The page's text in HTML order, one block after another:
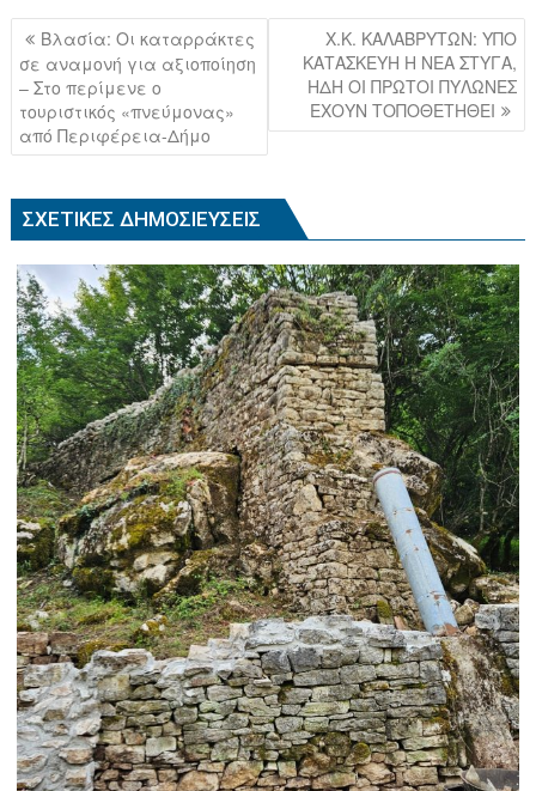
e
b
o
o
k
er
Πλοήγηση
άρθρων
Βλασία: Οι καταρράκτες
σε αναμονή για αξιοποίηση
– Στο περίμενε ο
τουριστικός «πνεύμονας»
από Περιφέρεια-Δήμο
Χ.Κ. ΚΑΛΑΒΡΥΤΩΝ: ΥΠΟ
ΚΑΤΑΣΚΕΥΗ Η ΝΕΑ ΣΤΥΓΑ,
ΗΔΗ ΟΙ ΠΡΩΤΟΙ ΠΥΛΩΝΕΣ
ΕΧΟΥΝ ΤΟΠΟΘΕΤΗΘΕΙ
ΣΧΕΤΙΚΈΣ ΔΗΜΟΣΙΕΎΣΕΙΣ